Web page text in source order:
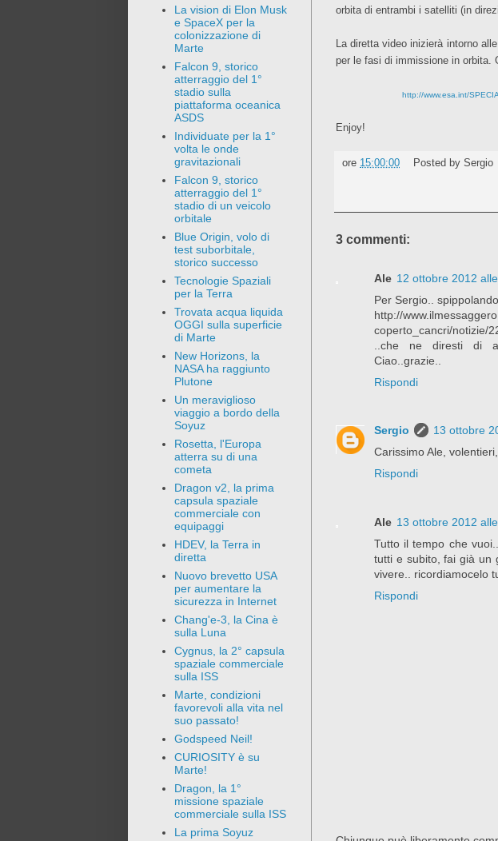
orbita di entrambi i satelliti (in
La diretta video inizierà intorno
per le fasi di immissione in orbita.
http://www.esa.int/
Enjoy!
ore 15:00:00 Posted by Sergio
3 commenti:
Ale 12 ottobre 2012
Per Sergio..
http://
coperto_cancri/notizie/
..che ne diresti di
Ciao..grazie..
Rispondi
Sergio
13 ottobre
Carissimo Ale,
Rispondi
Ale 13 ottobre 2012
Tutto il tempo che
tutti e subito, fai già un
vivere.. ricordiamocelo
Rispondi
La vision di Elon Musk
e SpaceX per la
colonizzazione di
Marte
Falcon 9, storico
atterraggio del 1°
stadio sulla
piattaforma oceanica
ASDS
Individuate per la 1°
volta le onde
gravitazionali
Falcon 9, storico
atterraggio del 1°
stadio di un veicolo
orbitale
Blue Origin, volo di
test suborbitale,
storico successo
Tecnologie Spaziali
per la Terra
Trovata acqua liquida
OGGI sulla superficie
di Marte
New Horizons, la
NASA ha raggiunto
Plutone
Un meraviglioso
viaggio a bordo della
Soyuz
Rosetta, l'Europa
atterra su di una
cometa
Dragon v2, la prima
capsula spaziale
commerciale con
equipaggi
HDEV, la Terra in
diretta
Nuovo brevetto USA
per aumentare la
sicurezza in Internet
Chang'e-3, la Cina è
sulla Luna
Cygnus, la 2° capsula
spaziale commerciale
sulla ISS
Marte, condizioni
favorevoli alla vita nel
suo passato!
Godspeed Neil!
CURIOSITY è su
Marte!
Dragon, la 1°
missione spaziale
commerciale sulla ISS
La prima Soyuz